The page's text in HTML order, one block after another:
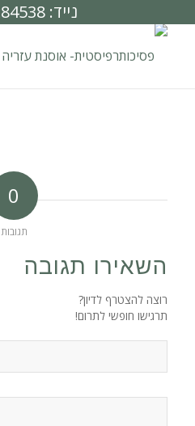
נייד: 052-8284538
0
תגובות
השאירו תגובה
רוצה להצטרף לדיון?
תרגישו חופשי לתרום!